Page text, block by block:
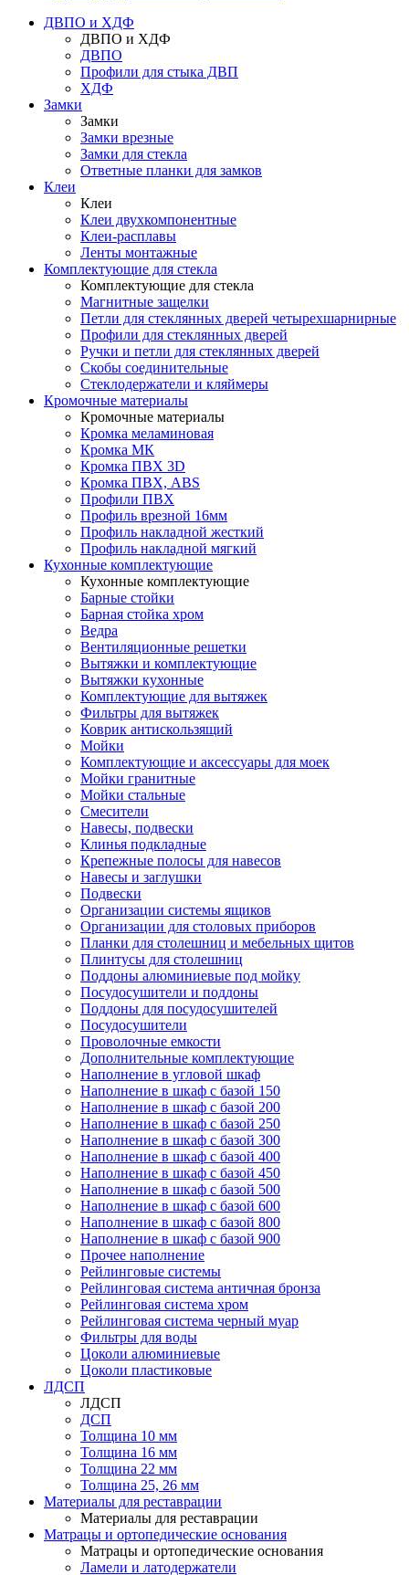
ДВПО и ХДФ
ДВПО и ХДФ
ДВПО
Профили для стыка ДВП
ХДФ
Замки
Замки
Замки врезные
Замки для стекла
Ответные планки для замков
Клеи
Клеи
Клеи двухкомпонентные
Клеи-расплавы
Ленты монтажные
Комплектующие для стекла
Комплектующие для стекла
Магнитные защелки
Петли для стеклянных дверей четырехшарнирные
Профили для стеклянных дверей
Ручки и петли для стеклянных дверей
Скобы соединительные
Стеклодержатели и кляймеры
Кромочные материалы
Кромочные материалы
Кромка меламиновая
Кромка МК
Кромка ПВХ 3D
Кромка ПВХ, ABS
Профили ПВХ
Профиль врезной 16мм
Профиль накладной жесткий
Профиль накладной мягкий
Кухонные комплектующие
Кухонные комплектующие
Барные стойки
Барная стойка хром
Ведра
Вентиляционные решетки
Вытяжки и комплектующие
Вытяжки кухонные
Комплектующие для вытяжек
Фильтры для вытяжек
Коврик антискользящий
Мойки
Комплектующие и аксессуары для моек
Мойки гранитные
Мойки стальные
Смесители
Навесы, подвески
Клинья подкладные
Крепежные полосы для навесов
Навесы и заглушки
Подвески
Организации системы ящиков
Организации для столовых приборов
Планки для столешниц и мебельных щитов
Плинтусы для столешниц
Поддоны алюминиевые под мойку
Посудосушители и поддоны
Поддоны для посудосушителей
Посудосушители
Проволочные емкости
Дополнительные комплектующие
Наполнение в угловой шкаф
Наполнение в шкаф с базой 150
Наполнение в шкаф с базой 200
Наполнение в шкаф с базой 250
Наполнение в шкаф с базой 300
Наполнение в шкаф с базой 400
Наполнение в шкаф с базой 450
Наполнение в шкаф с базой 500
Наполнение в шкаф с базой 600
Наполнение в шкаф с базой 800
Наполнение в шкаф с базой 900
Прочее наполнение
Рейлинговые системы
Рейлинговая система античная бронза
Рейлинговая система хром
Рейлинговая система черный муар
Фильтры для воды
Цоколи алюминиевые
Цоколи пластиковые
ЛДСП
ЛДСП
ДСП
Толщина 10 мм
Толщина 16 мм
Толщина 22 мм
Толщина 25, 26 мм
Материалы для реставрации
Материалы для реставрации
Матрацы и ортопедические основания
Матрацы и ортопедические основания
Ламели и латодержатели